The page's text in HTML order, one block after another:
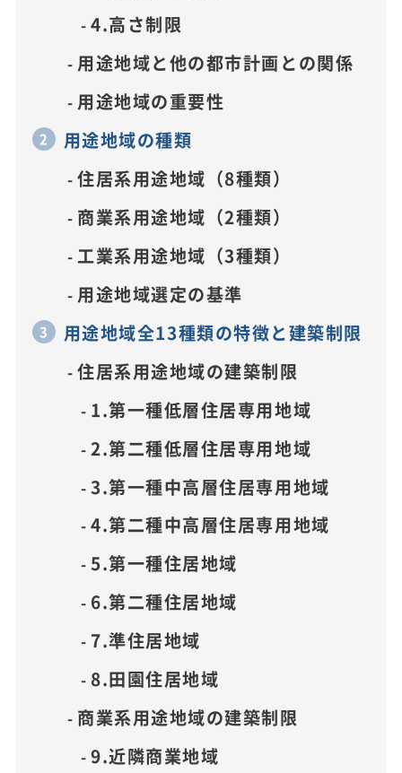
4.高さ制限
用途地域と他の都市計画との関係
用途地域の重要性
用途地域の種類
住居系用途地域（8種類）
商業系用途地域（2種類）
工業系用途地域（3種類）
用途地域選定の基準
用途地域全13種類の特徴と建築制限
住居系用途地域の建築制限
1.第一種低層住居専用地域
2.第二種低層住居専用地域
3.第一種中高層住居専用地域
4.第二種中高層住居専用地域
5.第一種住居地域
6.第二種住居地域
7.準住居地域
8.田園住居地域
商業系用途地域の建築制限
9.近隣商業地域